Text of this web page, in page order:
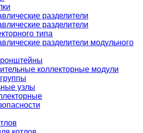
разделители
разделители
типа
разделители модульного
коллекторные модули
узлы